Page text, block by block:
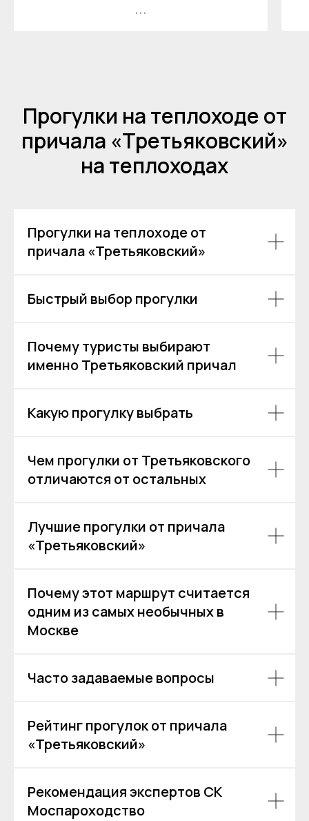
Прогулки на теплоходе от
причала «Третьяковский»
на теплоходах
Прогулки на теплоходе от
причала «Третьяковский»
Быстрый выбор прогулки
Почему туристы выбирают
именно Третьяковский причал
Какую прогулку выбрать
Чем прогулки от Третьяковского
отличаются от остальных
Лучшие прогулки от причала
«Третьяковский»
Почему этот маршрут считается
одним из самых необычных в
Москве
Часто задаваемые вопросы
Рейтинг прогулок от причала
«Третьяковский»
Рекомендация экспертов СК
Моспароходство
Согласие на обработку персональных данных
Покровский бульвар,
ИП Зимин Дмитрий Вячеславович
Аренда яхт
VIP КРУИЗЫ
Мероприятия
История компании
Пользовательское соглашение
+7
персональных данных
Отправить